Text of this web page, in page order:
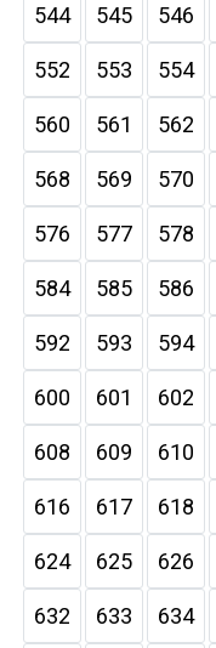
544 545 546
552 553 554
560 561 562
568 569 570
576 577 578
584 585 586
592 593 594
600 601 602
608 609 610
616 617 618
624 625 626
632 633 634